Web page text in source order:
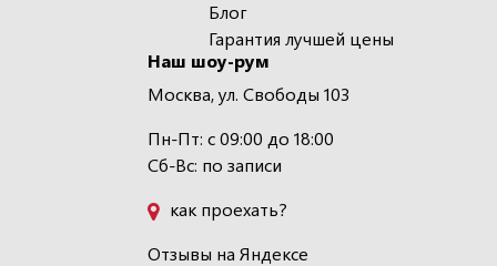
Блог
Гарантия лучшей цены
Наш шоу-рум
Москва, ул. Свободы 103
Пн-Пт: с 09:00 до 18:00
Сб-Вс: по записи
как проехать?
Отзывы на Яндексе